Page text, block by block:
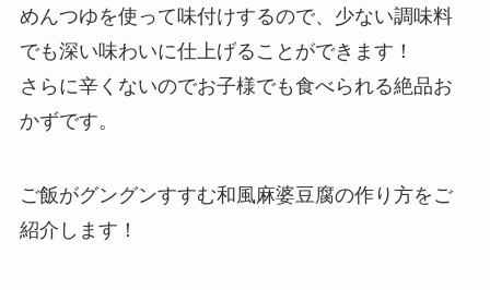
めんつゆを使って味付けするので、少ない調味料
でも深い味わいに仕上げることができます！
さらに辛くないのでお子様でも食べられる絶品お
かずです。
ご飯がグングンすすむ和風麻婆豆腐の作り方をご
紹介します！